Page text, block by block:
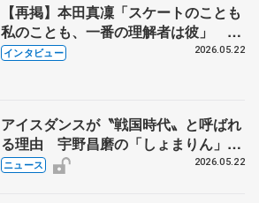
【再掲】本田真凜「スケートのことも
私のことも、一番の理解者は彼」 引
退時の単独インタビューで語った競技
インタビュー 2026.05.22
アイスダンスが〝戦国時代〟と呼ばれ
る理由 宇野昌磨の「しょまりん」ら
実力者が相次いで参戦 国内の競争激
ニュース 2026.05.22